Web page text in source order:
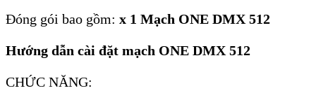
Đóng gói bao gồm: x 1 Mạch ONE DMX 512
Hướng dẫn cài đặt mạch ONE DMX 512
CHỨC NĂNG: